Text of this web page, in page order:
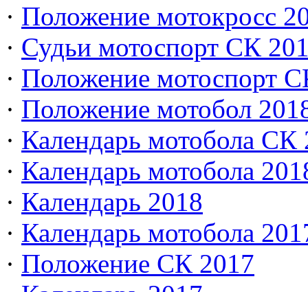
· Положение мотокросс
· Судьи мотоспорт СК
· Положение мотоспорт
· Положение мотобол
· Календарь мотобола СК
· Календарь мотобола
· Календарь 2018
· Календарь мотобола
· Положение СК 2017